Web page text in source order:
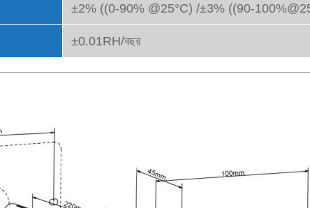
±2% ((0-90% @25°C) /±3% ((90-
±0.01RH/বছর